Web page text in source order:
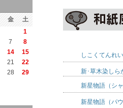
しこくてんれい
新･草木染しら
新星物語（シ
新星物語（パ
金
土
1
7
8
14
15
21
22
28
29